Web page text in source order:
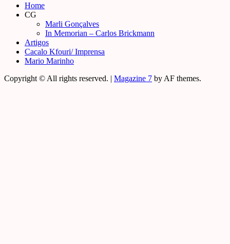
Home
CG
Marli Gonçalves
In Memorian – Carlos Brickmann
Artigos
Cacalo Kfouri/ Imprensa
Mario Marinho
Copyright © All rights reserved. | Magazine 7 by AF themes.